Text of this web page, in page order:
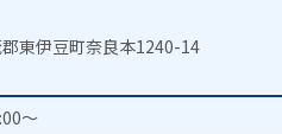
東伊豆町奈良本1240-14
～